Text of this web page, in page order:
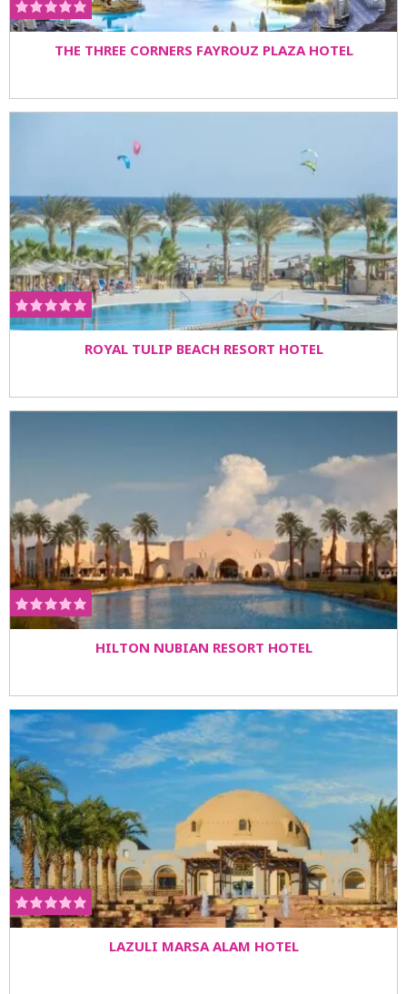
THE THREE CORNERS FAYROUZ PLAZA HOTEL
ROYAL TULIP BEACH RESORT HOTEL
HILTON NUBIAN RESORT HOTEL
LAZULI MARSA ALAM HOTEL